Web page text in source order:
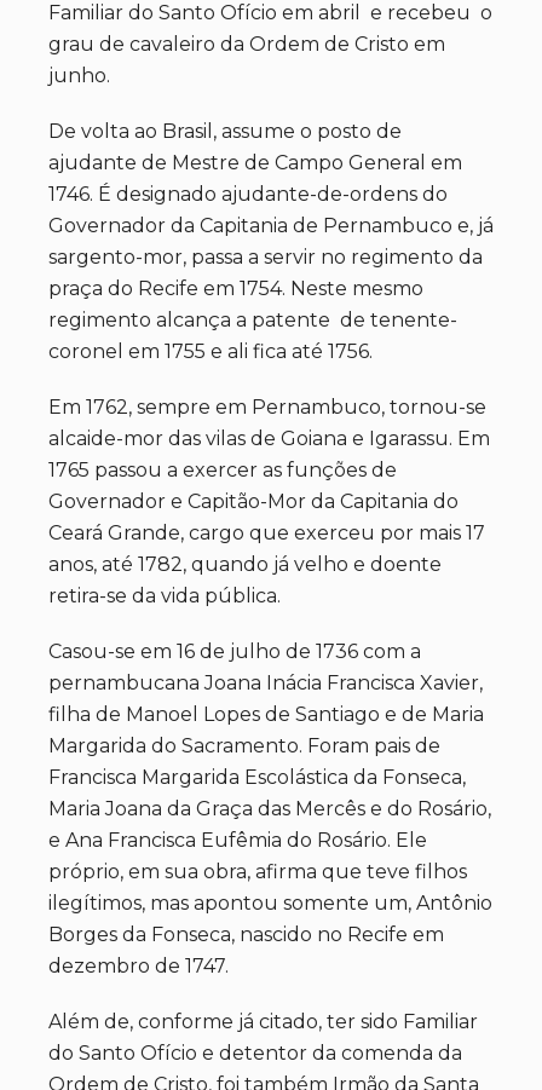
Familiar do Santo Ofício em abril e recebeu o
grau de cavaleiro da Ordem de Cristo em
junho.
De volta ao Brasil, assume o posto de
ajudante de Mestre de Campo General em
1746. É designado ajudante-de-ordens do
Governador da Capitania de Pernambuco e, já
sargento-mor, passa a servir no regimento da
praça do Recife em 1754. Neste mesmo
regimento alcança a patente de tenente-
coronel em 1755 e ali fica até 1756.
Em 1762, sempre em Pernambuco, tornou-se
alcaide-mor das vilas de Goiana e Igarassu. Em
1765 passou a exercer as funções de
Governador e Capitão-Mor da Capitania do
Ceará Grande, cargo que exerceu por mais 17
anos, até 1782, quando já velho e doente
retira-se da vida pública.
Casou-se em 16 de julho de 1736 com a
pernambucana Joana Inácia Francisca Xavier,
filha de Manoel Lopes de Santiago e de Maria
Margarida do Sacramento. Foram pais de
Francisca Margarida Escolástica da Fonseca,
Maria Joana da Graça das Mercês e do Rosário,
e Ana Francisca Eufêmia do Rosário. Ele
próprio, em sua obra, afirma que teve filhos
ilegítimos, mas apontou somente um, Antônio
Borges da Fonseca, nascido no Recife em
dezembro de 1747.
Além de, conforme já citado, ter sido Familiar
do Santo Ofício e detentor da comenda da
Ordem de Cristo, foi também Irmão da Santa